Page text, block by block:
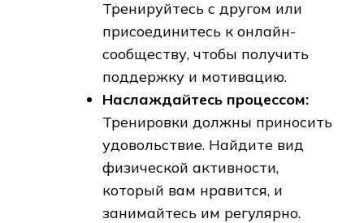
Тренируйтесь с другом или
присоединитесь к онлайн-
сообществу, чтобы получить
поддержку и мотивацию.
Наслаждайтесь процессом:
Тренировки должны приносить
удовольствие. Найдите вид
физической активности,
который вам нравится, и
занимайтесь им регулярно.